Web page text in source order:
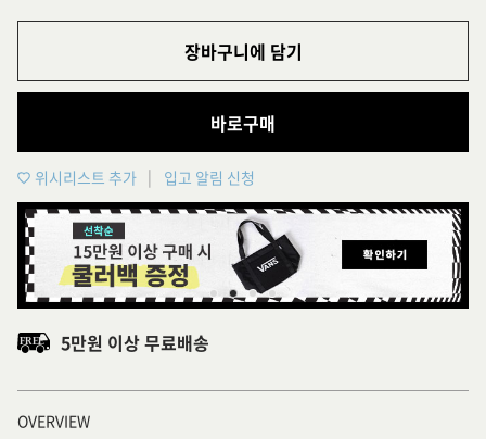
장바구니에 담기
바로구매
위시리스트 추가 입고 알림 신청
5만원 이상 무료배송
OVERVIEW